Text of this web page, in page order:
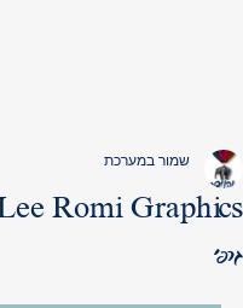
גרפי
שמור במערכת